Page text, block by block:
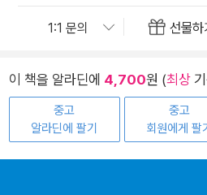
선물하
이 책을 알라딘에 4,700원 (최상
중고
알라딘에 팔기
중고
회원에게 팔